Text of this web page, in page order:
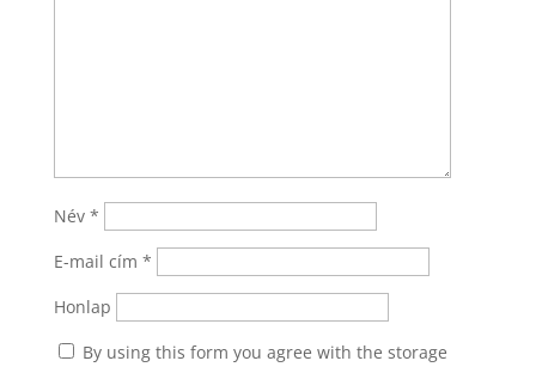
Név *
E-mail cím *
Honlap
By using this form you agree with the storage